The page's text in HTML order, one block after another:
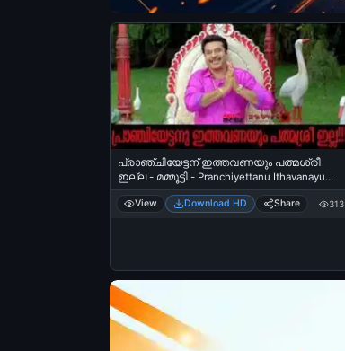
പ്രാഞ്ചിയേട്ടന് ഇത്തവണയും പത്മശ്രീ
ഇല്ല - മമ്മൂട്ടി - Pranchiyettanu Ithavanayum
Pathmasree Illa - Mammootti
View Download HD Share 313